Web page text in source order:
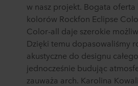
w nasz projekt. Bogata oferta
kolorów Rockfon Eclipse
Color-all daje szerokie
Dzięki temu dopasowaliśmy
akustyczne do designu
jednocześnie budując
zauważa arch. Karolina